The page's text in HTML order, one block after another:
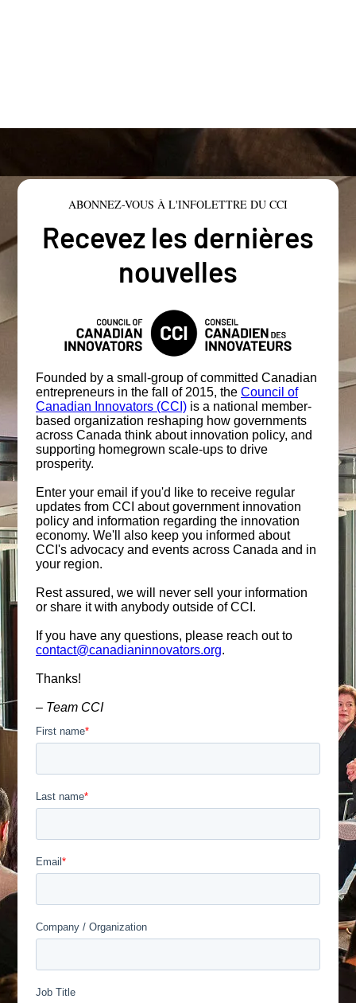
ABONNEZ-VOUS À L'INFOLETTRE DU CCI
Recevez les dernières
nouvelles